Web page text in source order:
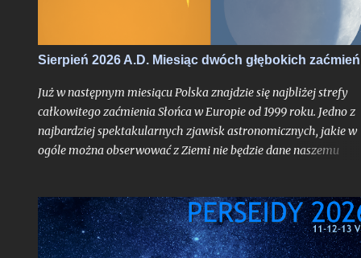
tyle fakt, że będzie on otoczony bardzo głębokimi zaćmieniami
zarówno Słońca jak i Księżyca - to już nawarstwienie zjawisk
wielkiego kalibru na skalę, jakiej chyba nikt z nas jeszcze nie
doświadczył.
Sierpień 2026 A.D. Miesiąc dwóch głębokich zaćmień
Już w następnym miesiącu Polska znajdzie się najbliżej strefy
całkowitego zaćmienia Słońca w Europie od 1999 roku. Jedno z
najbardziej spektakularnych zjawisk astronomicznych, jakie w
ogóle można obserwować z Ziemi nie będzie dane naszemu
który obszar kontynentu chodzi - spektakl ten rozegra się
innymi nad Hiszpanią. Choć faza całkowita z Polski
nie będzie, tak duża bliskość względem pasa jej widoczności